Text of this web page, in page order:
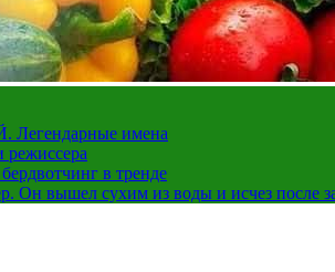
Легендарные имена
режиссера
в тренде
Он вышел сухим из воды и исчез после